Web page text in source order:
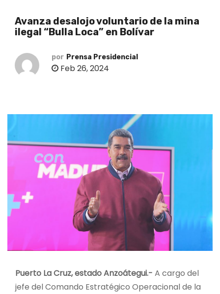
Avanza desalojo voluntario de la mina
ilegal “Bulla Loca” en Bolívar
por Prensa Presidencial
Feb 26, 2024
Puerto La Cruz, estado Anzoátegui.- A cargo del
jefe del Comando Estratégico Operacional de la